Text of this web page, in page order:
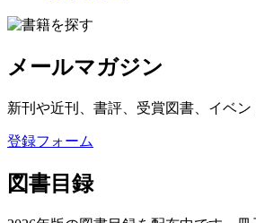
メールマガジン
新刊や近刊、書評、受賞図書、イベ
登録フォーム
図書目録